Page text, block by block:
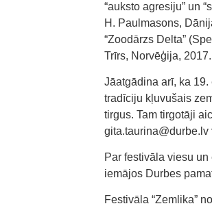
“auksto agresiju” un
H. Paulmasons,
“Zoodārzs Delta”
Trīrs, Norvēģija,
Jāatgādina arī, ka
tradīciju kļuvušais
tirgus. Tam tirgotāji
Par festivāla viesu
iemājos Durbes
Festivāla “Zemlika”